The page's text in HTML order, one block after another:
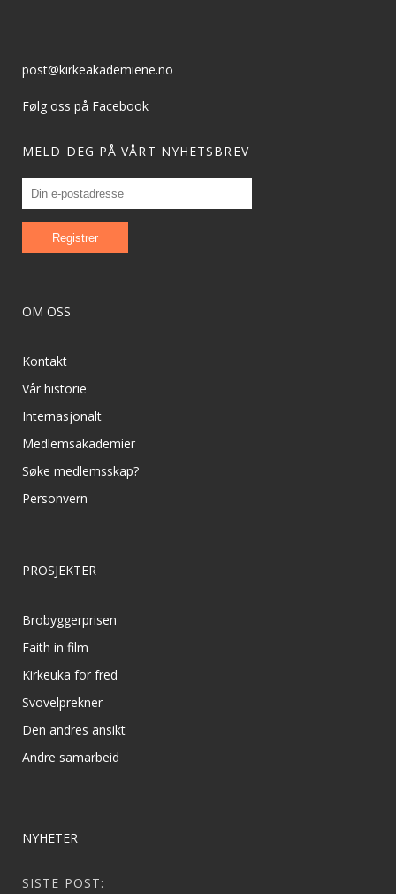
post@kirkeakademiene.no
Følg oss på Facebook
MELD DEG PÅ VÅRT NYHETSBREV
OM OSS
Kontakt
Vår historie
Internasjonalt
Medlemsakademier
Søke medlemsskap?
Personvern
PROSJEKTER
Brobyggerprisen
Faith in film
Kirkeuka for fred
Svovelprekner
Den andres ansikt
Andre samarbeid
NYHETER
SISTE POST: